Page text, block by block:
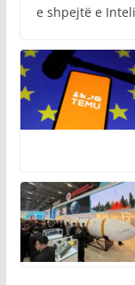
e shpejtë e